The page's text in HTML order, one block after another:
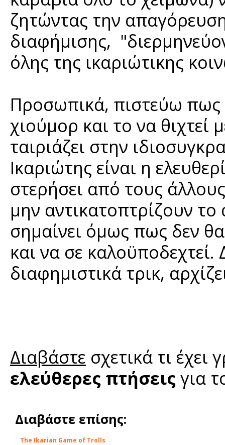
ζητώντας την
διαφήμισης,
όλης της ικαριώτικης
Προσωπικά, πιστεύω πως
χιούμορ και το να θιχτεί
ταιριάζει στην
Ικαριώτης είναι η
στερήσει από τους
μην αντικατοπτρίζουν
σημαίνει όμως πως δεν
και να σε καλοϋποδεχτεί.
διαφημιστικά τρικ,
Διαβάστε σχετικά τι έχει
ελεύθερες πτήσεις για
Διαβάστε επίσης:
The Ikarian Game of Trolls